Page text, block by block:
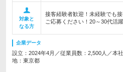
対象と
なる方
接客経験者歓迎！未経験でも
ご応募ください！20～30代活躍
企業データ
設立：2024年4月／従業員数：2,500人／本
地：東京都